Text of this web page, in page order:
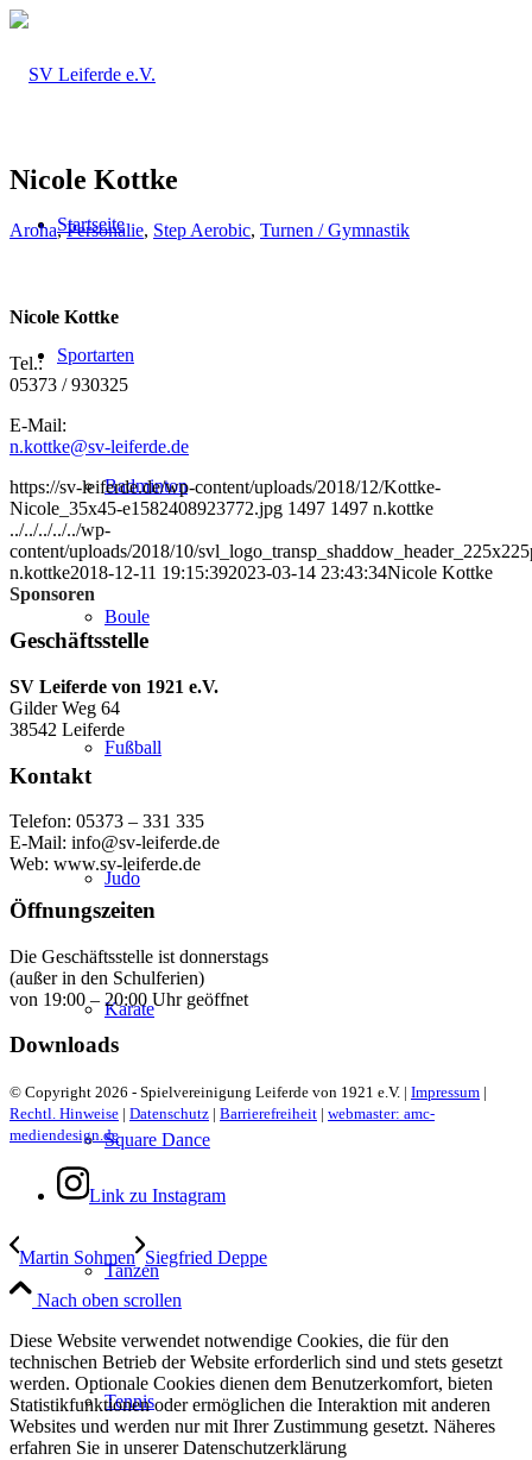
Startseite
Sportarten
Badminton
Boule
Fußball
Judo
Karate
Square Dance
Tanzen
Tennis
Nicole Kottke
Aroha,Personalie, Step Aerobic, Turnen / Gymnastik
Nicole Kottke
Tel.:
05373 / 930325
E-Mail:
n.kottke@sv-leiferde.de
https://sv-leiferde.de/wp-content/uploads/2018/12/Kottke-
Nicole_35x45-e1582408923772.jpg 1497 1497 n.kottke
../../../../../wp-
content/uploads/2018/10/
n.kottke2018-12-11 19:15:392023-03-14 23:43:34Nicole Kottke
Sponsoren
Geschäftsstelle
SV Leiferde von 1921 e.V.
Gilder Weg 64
38542 Leiferde
Kontakt
Telefon: 05373 – 331 335
E-Mail: info@sv-leiferde.de
Web: www.sv-leiferde.de
Öffnungszeiten
Die Geschäftsstelle ist donnerstags
(außer in den Schulferien)
von 19:00 – 20:00 Uhr geöffnet
Downloads
© Copyright 2026 - Spielvereinigung Leiferde von 1921 e.V. | Impressum |
Rechtl. Hinweise | Datenschutz | Barrierefreiheit | webmaster: amc-
mediendesign.de
Link zu Instagram
Martin Sohmen Siegfried Deppe
Nach oben scrollen
Diese Website verwendet notwendige Cookies, die für den
technischen Betrieb der Website erforderlich sind und stets gesetzt
werden. Optionale Cookies dienen dem Benutzerkomfort, bieten
Statistikfunktionen oder ermöglichen die Interaktion mit anderen
Websites und werden nur mit Ihrer Zustimmung gesetzt. Näheres
erfahren Sie in unserer Datenschutzerklärung